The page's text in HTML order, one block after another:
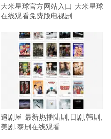
大米星球官方网站入口-大米星球
在线观看免费版电视剧
追剧屋-最新热播陆剧,日剧,韩剧,
美剧,泰剧在线观看